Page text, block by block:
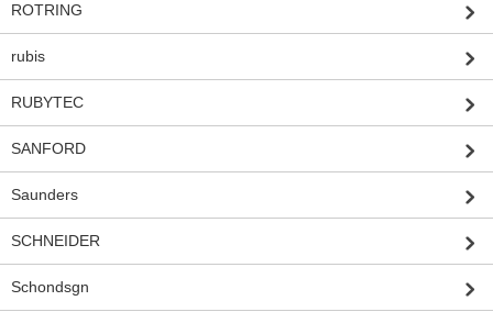
ROTRING
rubis
RUBYTEC
SANFORD
Saunders
SCHNEIDER
Schondsgn